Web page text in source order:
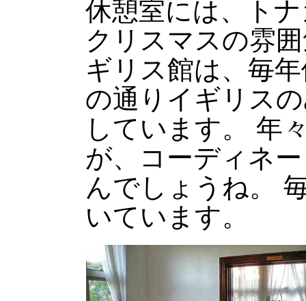
休憩室には、ト
クリスマスの雰
ギリス館は、毎
の通りイギリス
しています。 年
が、コーディネ
んでしょうね。
いています。